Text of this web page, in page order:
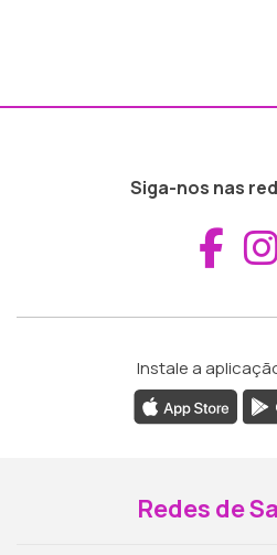
Siga-nos nas
Instale a
Redes de